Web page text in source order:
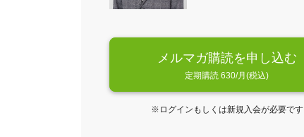
メルマガ購読を申し込む
定期購読 630/月(税込)
※ログインもしくは新規入会が必要です